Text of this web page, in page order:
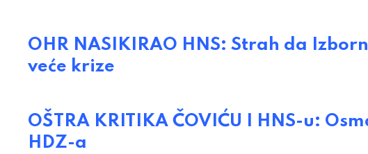
OHR NASIKIRAO HNS: Strah da
veće krize
OŠTRA KRITIKA ČOVIĆU I HNS-u:
HDZ-a